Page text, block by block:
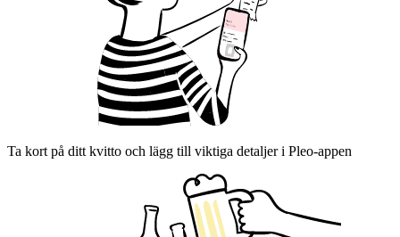
Ta kort på ditt kvitto och lägg till viktiga detaljer i Pleo-appen